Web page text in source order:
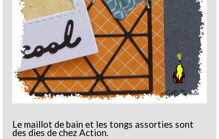
Le maillot de bain et les tongs assorties sont
des dies de chez Action.